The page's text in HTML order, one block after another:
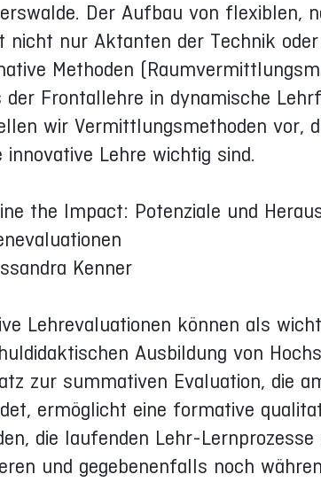
Der Aufbau von flexiblen,
nicht nur Aktanten der Technik
Methoden
der Frontallehre in dynamische
wir Vermittlungsmethoden vor,
innovative Lehre wichtig sind.
the Impact: Potenziale und
Kenner
Lehrevaluationen können als
Ausbildung von
zur summativen Evaluation, die
ermöglicht eine formative
die laufenden Lehr-
und gegebenenfalls noch